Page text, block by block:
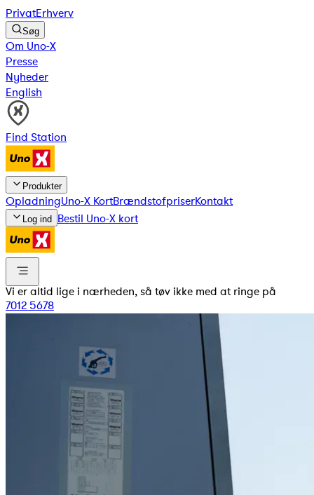
PrivatErhverv
Søg
Om Uno-X
Presse
Nyheder
English
Find Station
Produkter
OpladningUno-X KortBrændstofpriserKontakt
Log ind Bestil Uno-X kort
Vi er altid lige i nærheden, så tøv ikke med at ringe på
7012 5678